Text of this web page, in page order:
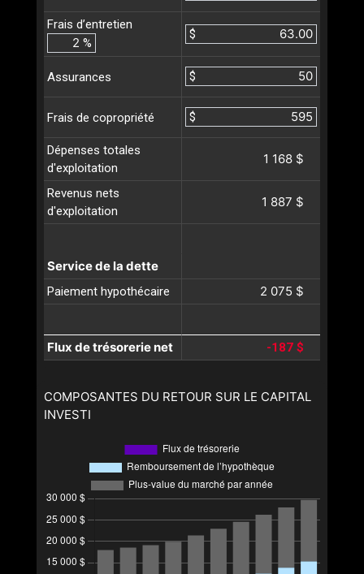
Frais d’entretien
%
$
Assurances $
Frais de copropriété $
Dépenses totales
d'exploitation
1 168 $
Revenus nets
d'exploitation
1 887 $
Service de la dette
Paiement hypothécaire 2 075 $
Flux de trésorerie net -187 $
COMPOSANTES DU RETOUR SUR LE CAPITAL
INVESTI